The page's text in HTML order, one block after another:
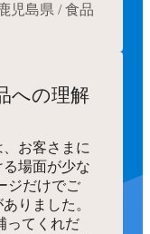
児島県 / 食品
への理解
お客さまに
場面が少な
ジだけでご
りました。
ってくれだ